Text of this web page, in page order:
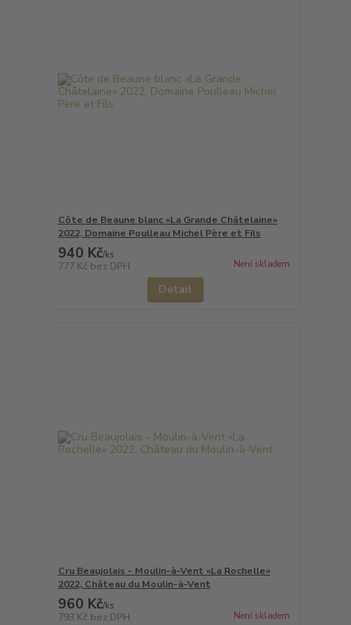
Côte de Beaune blanc «La Grande Châtelaine»
2022, Domaine Poulleau Michel Père et Fils
940 Kč/ks
777 Kč bez DPH Není skladem
Detail
Cru Beaujolais - Moulin-à-Vent «La Rochelle»
2022, Château du Moulin-à-Vent
960 Kč/ks
793 Kč bez DPH Není skladem